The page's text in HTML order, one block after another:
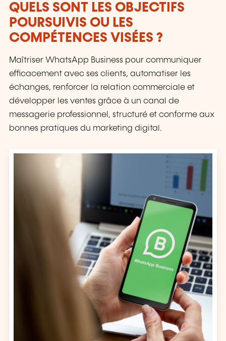
QUELS SONT LES OBJECTIFS
POURSUIVIS OU LES
COMPÉTENCES VISÉES ?
Maîtriser WhatsApp Business pour communiquer
efficacement avec ses clients, automatiser les
échanges, renforcer la relation commerciale et
développer les ventes grâce à un canal de
messagerie professionnel, structuré et conforme aux
bonnes pratiques du marketing digital.